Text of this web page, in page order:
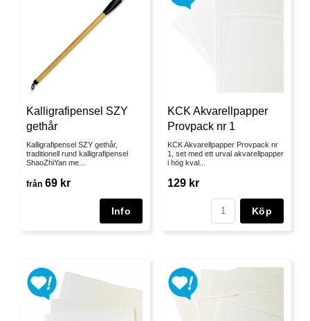
Kalligrafipensel SZY
gethår
Kalligrafipensel SZY gethår,
traditionell rund kalligrafipensel
ShaoZhiYan me...
från 69 kr
KCK Akvarellpapper
Provpack nr 1
KCK Akvarellpapper Provpack nr
1, set med ett urval akvarellpapper
i hög kval...
129 kr
Köp